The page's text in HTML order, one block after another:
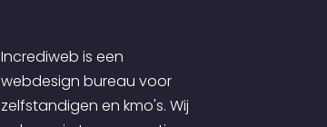
Incrediweb is een
webdesign bureau voor
zelfstandigen en kmo's. Wij